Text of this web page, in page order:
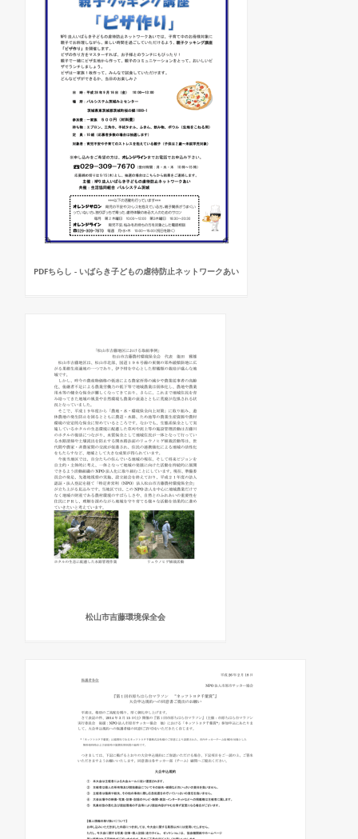
PDFちらし - いばらき子どもの虐待防止ネットワークあい
松山市吉藤環境保全会